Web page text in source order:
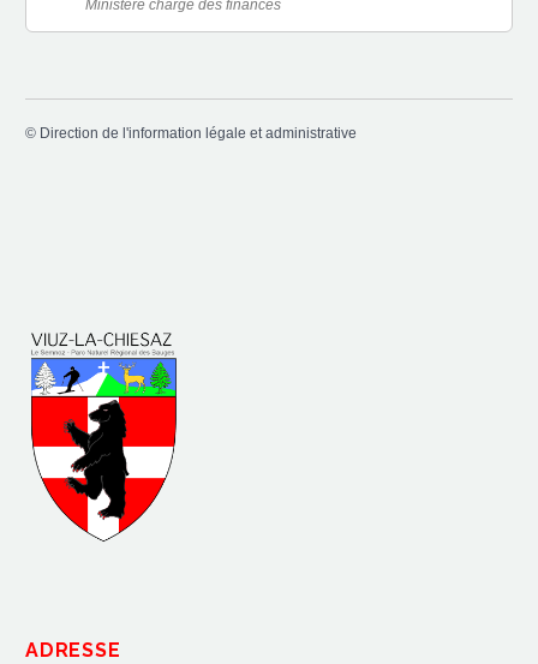
Ministère chargé des finances
© Direction de l'information légale et administrative
ADRESSE